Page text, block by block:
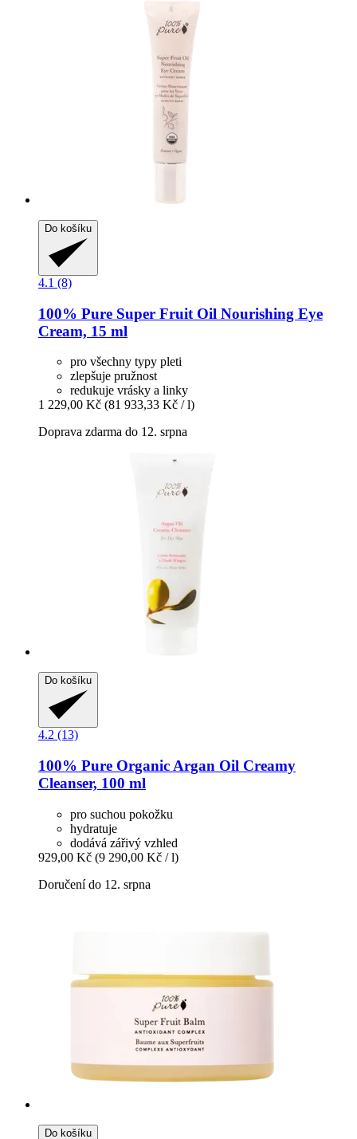
Do košíku
4.1 (8)
100% Pure Super Fruit Oil Nourishing Eye
Cream, 15 ml
pro všechny typy pleti
zlepšuje pružnost
redukuje vrásky a linky
1 229,00 Kč (81 933,33 Kč / l)
Doprava zdarma do 12. srpna
Do košíku
4.2 (13)
100% Pure Organic Argan Oil Creamy
Cleanser, 100 ml
pro suchou pokožku
hydratuje
dodává zářivý vzhled
929,00 Kč (9 290,00 Kč / l)
Doručení do 12. srpna
Do košíku